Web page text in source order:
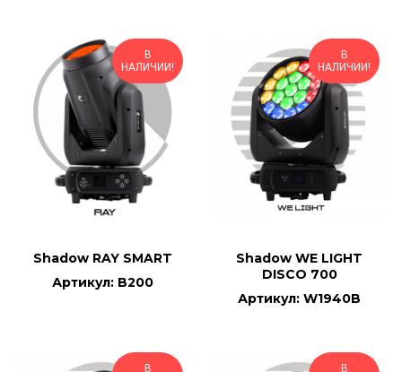
В
НАЛИЧИИ!
Shadow RAY SMART
Артикул: B200
В
НАЛИЧИИ!
Shadow WE LIGHT
DISCO 700
Артикул: W1940B
В
В